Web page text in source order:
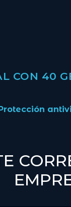
CON 40